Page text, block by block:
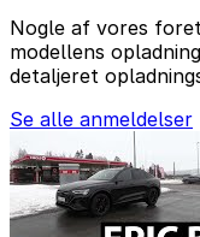
Nogle af vores
modellens
detaljeret
Se alle anmeldelser